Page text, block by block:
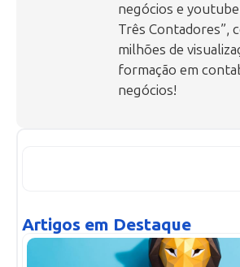
negócios e
Três Contadores”,
milhões de
formação em
negócios!
Artigos em Destaque